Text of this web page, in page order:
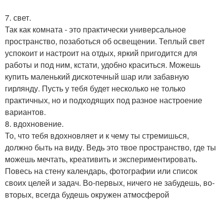
7. свет.
Так как комната - это практически универсальное
пространство, позаботься об освещении. Теплый свет
успокоит и настроит на отдых, яркий пригодится для
работы и под ним, кстати, удобно краситься. Можешь
купить маленький дискотечный шар или забавную
гирлянду. Пусть у тебя будет несколько не только
практичных, но и подходящих под разное настроение
вариантов.
8. вдохновение.
То, что тебя вдохновляет и к чему ты стремишься,
должно быть на виду. Ведь это твое пространство, где ты
можешь мечтать, креативить и экспериментировать.
Повесь на стену календарь, фотографии или список
своих целей и задач. Во-первых, ничего не забудешь, во-
вторых, всегда будешь окружен атмосферой